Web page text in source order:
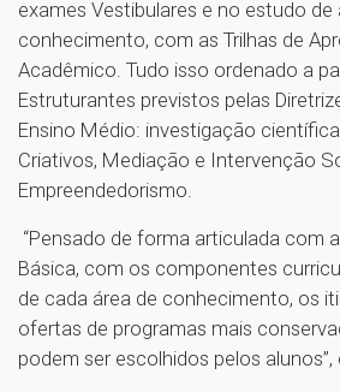
exames Vestibulares e no estudo de
conhecimento, com as Trilhas de
Acadêmico. Tudo isso ordenado a
Estruturantes previstos pelas
Ensino Médio: investigação
Criativos, Mediação e Intervenção
Empreendedorismo.
“Pensado de forma articulada com
Básica, com os componentes
de cada área de conhecimento, os
ofertas de programas mais
podem ser escolhidos pelos alunos”,